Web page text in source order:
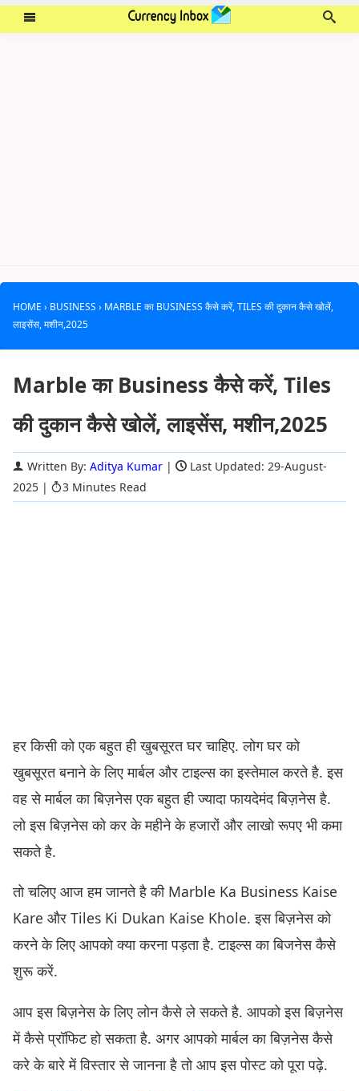
HOME › BUSINESS › MARBLE का BUSINESS कैसे करें, TILES की दुकान कैसे खोलें,
लाइसेंस, मशीन,2025
Marble का Business कैसे करें, Tiles
की दुकान कैसे खोलें, लाइसेंस, मशीन,2025
Written By: Aditya Kumar |
Last Updated: 29-August-
2025 | 3 Minutes Read
हर किसी को एक बहुत ही खुबसूरत घर चाहिए. लोग घर को
खुबसूरत बनाने के लिए मार्बल और टाइल्स का इस्तेमाल करते है. इस
वह से मार्बल का बिज़नेस एक बहुत ही ज्यादा फायदेमंद बिज़नेस है.
लो इस बिज़नेस को कर के महीने के हजारों और लाखो रूपए भी कमा
सकते है.
तो चलिए आज हम जानते है की Marble Ka Business Kaise
Kare और Tiles Ki Dukan Kaise Khole. इस बिज़नेस को
करने के लिए आपको क्या करना पड़ता है. टाइल्स का बिजनेस कैसे
शुरू करें.
आप इस बिज़नेस के लिए लोन कैसे ले सकते है. आपको इस बिज़नेस
में कैसे प्रॉफिट हो सकता है. अगर आपको मार्बल का बिज़नेस कैसे
करे के बारे में विस्तार से जानना है तो आप इस पोस्ट को पूरा पढ़े.